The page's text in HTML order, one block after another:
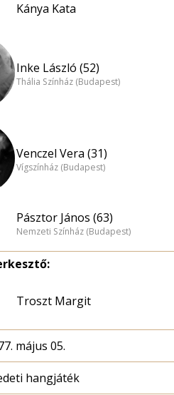
Kánya Kata
Inke László (52)
Thália Színház (Budapest)
Venczel Vera (31)
Vígszínház (Budapest)
Pásztor János (63)
Nemzeti Színház (Budapest)
Troszt Margit
május 05.
hangjáték